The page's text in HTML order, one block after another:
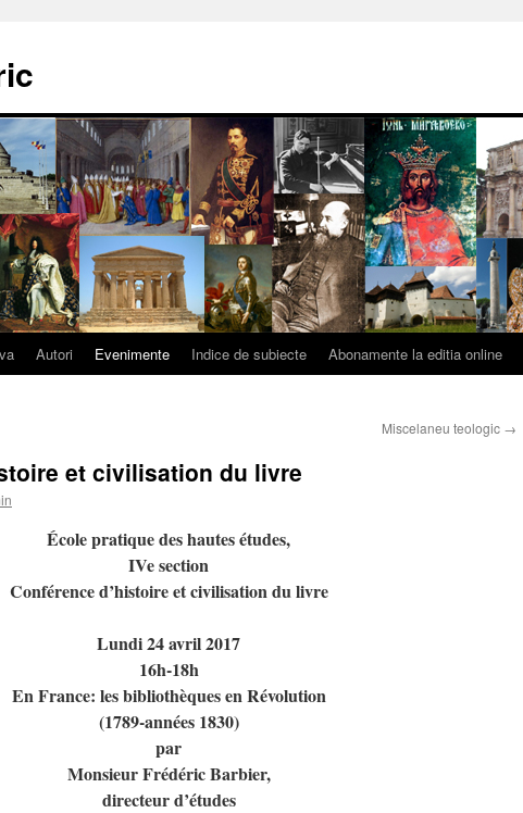
Autori Evenimente Indice de subiecte Abonamente la editia online
Miscelaneu teologic →
et civilisation du livre
École pratique des hautes études,
IVe section
Conférence d’histoire et civilisation du livre
Lundi 24 avril 2017
16h-18h
En France: les bibliothèques en Révolution
(1789-années 1830)
par
Monsieur Frédéric Barbier,
directeur d’études